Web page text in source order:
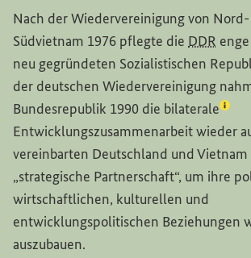
Nach der Wiedervereinigung von
Südvietnam 1976 pflegte die DDR
neu gegründeten Sozialistischen
der deutschen Wiedervereinigung
Bundesrepublik 1990 die bilaterale
Entwicklungszusammenarbeit wieder
vereinbarten Deutschland und Vietnam
„strategische Partnerschaft“, um ihre
wirtschaftlichen, kulturellen und
entwicklungspolitischen Beziehungen
auszubauen.